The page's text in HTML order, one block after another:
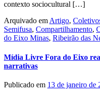
contexto sociocultural […]
Arquivado em Artigo,
Semifusa, Compartilhamento,
do Eixo Minas, Ribeirão das
Mídia Livre Fora do Eixo
narrativas
Publicado em 13 de janeiro de